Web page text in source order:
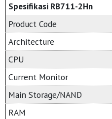
Spesifikasi RB711-2Hn
Product Code
Architecture
CPU
Current Monitor
Main Storage/NAND
RAM